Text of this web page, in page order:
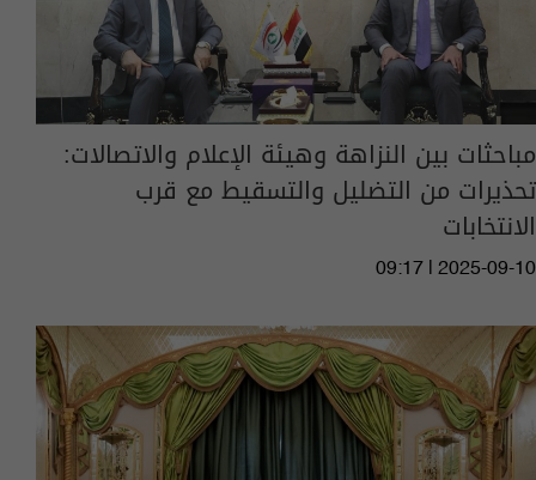
مباحثات بين النزاهة وهيئة الإعلام والاتصالات:
تحذيرات من التضليل والتسقيط مع قرب
الانتخابات
09:17 | 2025-09-10